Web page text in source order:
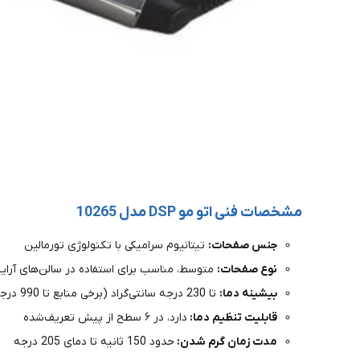
مشخصات فنی اتو مو DSP مدل 10265
جنس صفحات: تیتانیوم سرامیکی با تکنولوژی تورمالین
نوع صفحات: متوسط، مناسب برای استفاده در سالن‌های
بیشینه دما: تا 230 درجه سانتی‌گراد (برخی منابع تا 990 درجه فارنهایت ذکر کرده‌اند)
قابلیت تنظیم دما: دارد، در ۶ سطح از پیش تعریف‌شده
مدت زمان گرم شدن: حدود 150 ثانیه تا دمای 205 درجه